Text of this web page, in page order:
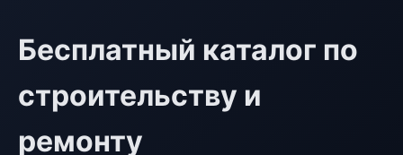
Бесплатный каталог по
строительству и
ремонту